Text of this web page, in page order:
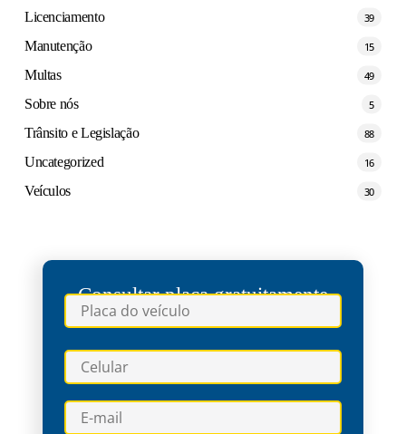
Licenciamento 39
Manutenção 15
Multas 49
Sobre nós 5
Trânsito e Legislação 88
Uncategorized 16
Veículos 30
Consultar placa gratuitamente